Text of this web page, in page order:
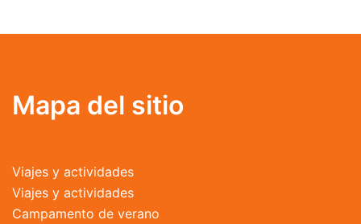
Mapa del sitio
Viajes y actividades
Viajes y actividades
Campamento de verano